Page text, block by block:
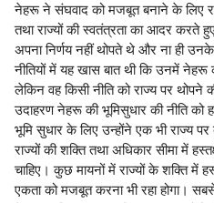
नेहरू ने संघवाद को मजबूत बनाने के लिए
तथा राज्यों की स्वतंत्रता का आदर करते
अपना निर्णय नहीं थोपते थे और ना ही
नीतियों में यह खास बात थी कि उनमें नेहरू
लेकिन वह किसी नीति को राज्य पर
उदाहरण नेहरू की भूमिसुधार की नीति
भूमि सुधार के लिए उन्होंने एक भी राज्य
राज्यों की शक्ति तथा अधिकार सीमा में
चाहिए। कुछ मायनों में राज्यों के शक्ति में
एकता को मजबूत करना भी रहा होगा।